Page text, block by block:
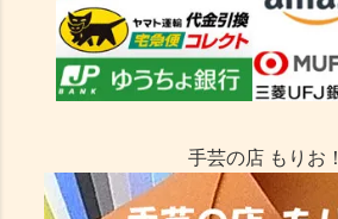
手芸の店 もりお！